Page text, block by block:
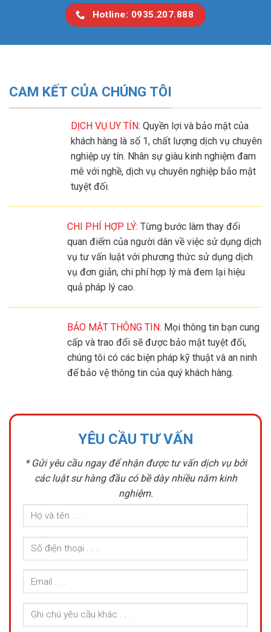
Hotline: 0935.207.888
CAM KẾT CỦA CHÚNG TÔI
DỊCH VỤ UY TÍN: Quyền lợi và bảo mật của
khách hàng là số 1, chất lượng dịch vụ chuyên
nghiệp uy tín. Nhân sự giàu kinh nghiệm đam
mê với nghề, dịch vụ chuyên nghiệp bảo mật
tuyệt đối.
CHI PHÍ HỢP LÝ: Từng bước làm thay đổi
quan điểm của người dân về việc sử dụng dịch
vụ tư vấn luật với phương thức sử dụng dịch
vụ đơn giản, chi phí hợp lý mà đem lại hiệu
quả pháp lý cao.
BẢO MẬT THÔNG TIN: Mọi thông tin bạn cung
cấp và trao đổi sẽ được bảo mật tuyệt đối,
chúng tôi có các biện pháp kỹ thuật và an ninh
để bảo vệ thông tin của quý khách hàng.
YÊU CẦU TƯ VẤN
* Gửi yêu cầu ngay để nhận được tư vấn dịch vụ bởi
các luật sư hàng đầu có bề dày nhiều năm kinh
nghiệm.